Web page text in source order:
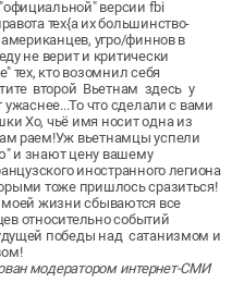
версии fbi
тех{а их большинство-
американцев, угро/финнов в
не верит и критически
тех, кто возомнил себя
второй Вьетнам здесь у
ужаснее...То что сделали с вами
Хо, чьё имя носит одна из
раем!Уж вьетнамцы успели
и знают цену вашему
иностранного легиона
тоже пришлось сразиться!
моей жизни сбываются все
относительно событий
победы над сатанизмом и
модератором интернет-СМИ